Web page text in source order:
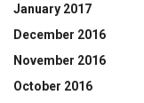
January 2017
December 2016
November 2016
October 2016